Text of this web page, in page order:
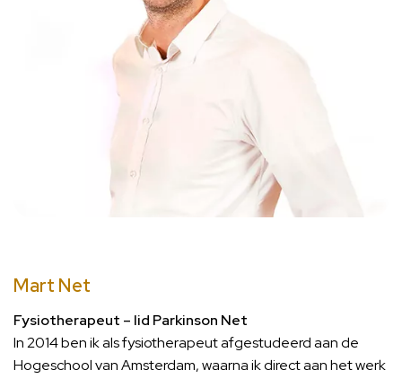
Mart Net
Fysiotherapeut – lid Parkinson Net
In 2014 ben ik als fysiotherapeut afgestudeerd aan de
Hogeschool van Amsterdam, waarna ik direct aan het werk